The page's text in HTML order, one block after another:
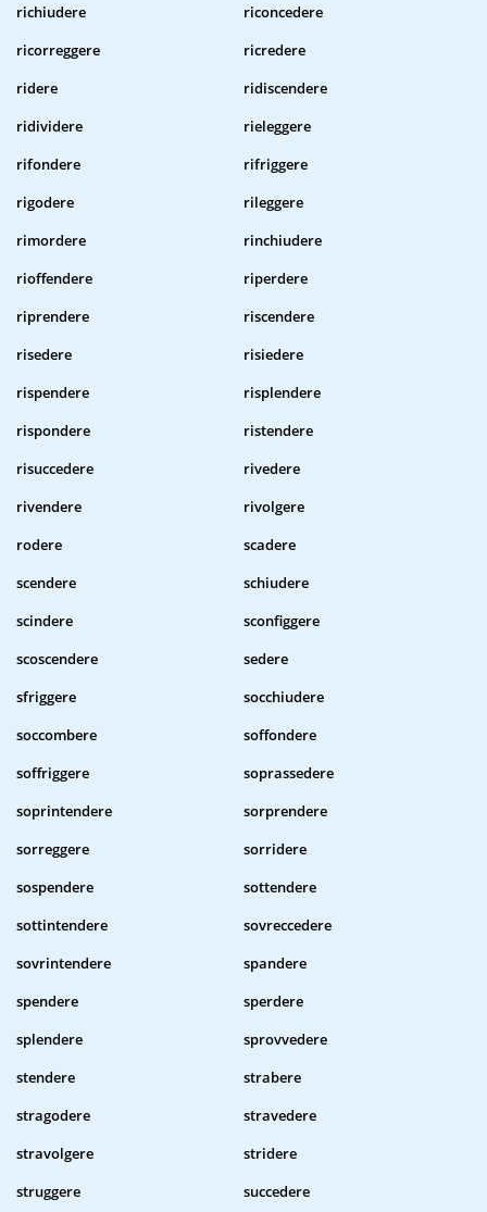
richiudere
riconcedere
ricorreggere
ricredere
ridere
ridiscendere
ridividere
rieleggere
rifondere
rifriggere
rigodere
rileggere
rimordere
rinchiudere
rioffendere
riperdere
riprendere
riscendere
risedere
risiedere
rispendere
risplendere
rispondere
ristendere
risuccedere
rivedere
rivendere
rivolgere
rodere
scadere
scendere
schiudere
scindere
sconfiggere
scoscendere
sedere
sfriggere
socchiudere
soccombere
soffondere
soffriggere
soprassedere
soprintendere
sorprendere
sorreggere
sorridere
sospendere
sottendere
sottintendere
sovreccedere
sovrintendere
spandere
spendere
sperdere
splendere
sprovvedere
stendere
strabere
stragodere
stravedere
stravolgere
stridere
struggere
succedere